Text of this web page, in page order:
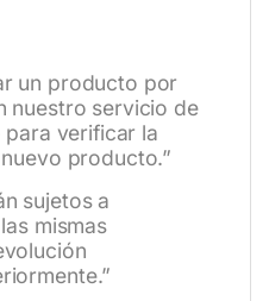
un producto por
nuestro servicio de
verificar la
producto.”
sujetos a
mismas